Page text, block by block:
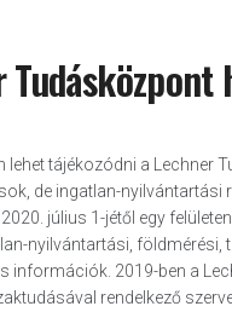
lehet tájékozódni a
de ingatlan-nyilvántartási
július 1-jétől egy
nyilvántartási,
információk. 2019-ben a
rendelkező